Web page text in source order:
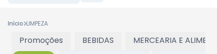
Início LIMPEZA
Promoções BEBIDAS MERCEARIA E